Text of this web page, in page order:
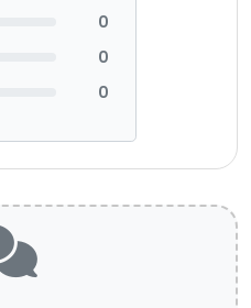
0
0
0